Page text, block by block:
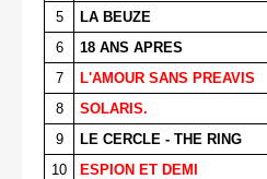
5
LA BEUZE
6
18 ANS APRES
7
L'AMOUR SANS PREAVIS
8
SOLARIS.
9
LE CERCLE - THE RING
10
ESPION ET DEMI